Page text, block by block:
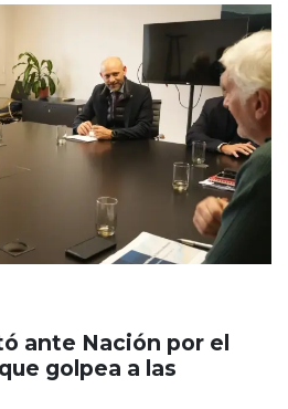
ante Nación por el
golpea a las